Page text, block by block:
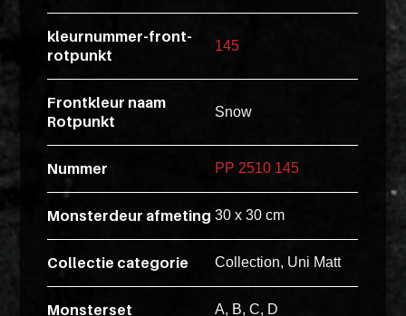
kleurnummer-front-
rotpunkt
145
Frontkleur naam
Rotpunkt
Snow
Nummer PP 2510 145
Monsterdeur afmeting 30 x 30 cm
Collectie categorie Collection, Uni Matt
Monsterset A, B, C, D